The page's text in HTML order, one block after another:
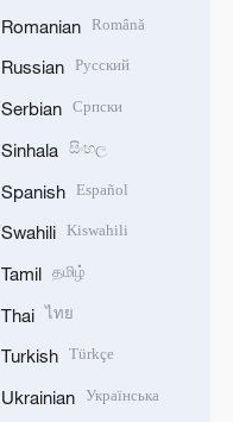
Romanian Română
Russian Русский
Serbian Српски
Sinhala සිංහල
Spanish Español
Swahili Kiswahili
Tamil தமிழ்
Thai ไทย
Turkish Türkçe
Ukrainian Українська